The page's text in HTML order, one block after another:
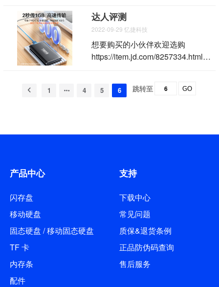
18年来创造了一个又一个的奇迹。
在忆捷全体同事和领导们的共同拼
搏下，忆捷一步一个脚印地走到今
天，在市场环境低迷的大环境下依
旧逆风翻盘，蓬勃发展。 为适应
司整体竞争能力，增强员工的凝聚
力和归属感，公司积极谋划新办公
里由衷感谢一直支持忆捷的供应商
敞明亮、视野开阔，尽显科技风
英才打造和提供了良好的工作环
境，标志着忆捷从此迈上新的台
9日，深圳市忆捷创新科技有限公
司举行了隆重的乔迁仪式。吉时一
到，伴随着忆捷富贵发财的大门的
开启，喜庆的礼花炮漫天散落，忆
达人评测
2022-09-29 忆捷科技
想要购买的小伙伴欢迎选购
https://item.jd.com/8257334.html
-------------------------------------------- 作
要的一环，所以我最近入手了忆捷
EAGET的一款512GB容量的固态
大家。 忆捷是专业做存储的品牌，
这款移动固态硬盘型号是M1，包
装上清晰标注了“512GB”的容量，
视频及图片的需求了。 从包装背面
的产品参数信息栏中，我们可以关
1 4 5 6 跳转至 GO
产品中心
闪存盘
移动硬盘
固态硬盘 / 移动固态硬盘
TF 卡
内存条
配件
支持
下载中心
常见问题
质保&退货条例
正品防伪码查询
售后服务